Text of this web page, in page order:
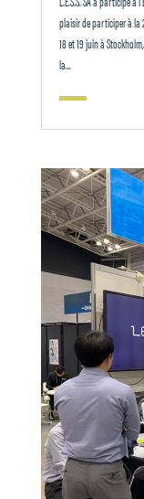
plaisir de participer à la
18 et 19 juin à
la...